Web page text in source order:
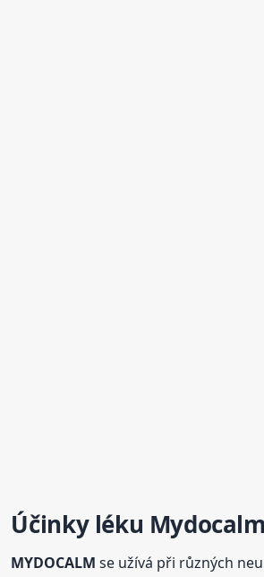
Účinky léku Mydocalm
MYDOCALM se užívá při různých